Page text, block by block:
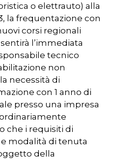
o elettrauto) alla
la frequentazione con
corsi regionali
l’immediata
tecnico
non
necessità di
con 1 anno di
presso una impresa
che i requisiti di
modalità di tenuta
della